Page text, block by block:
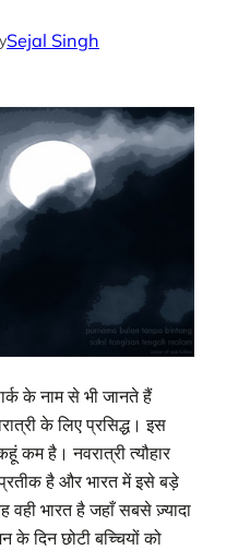
Sejal Singh
के नाम से भी जानते हैं
के लिए प्रसिद्ध। इस
कम है। नवरात्री त्यौहार
प्रतीक है और भारत में इसे बड़े
वही भारत है जहाँ सबसे ज़्यादा
के दिन छोटी बच्चियों को